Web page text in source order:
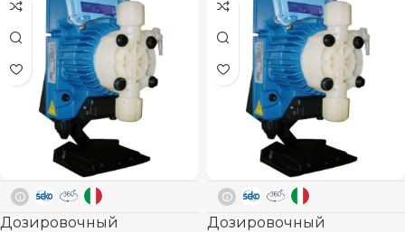
Дозировочный
Дозировочный